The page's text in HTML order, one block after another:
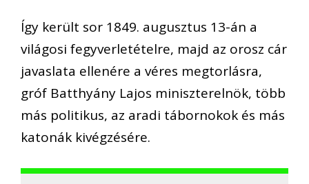
Így került sor 1849. augusztus 13-án a
világosi fegyverletételre, majd az orosz cár
javaslata ellenére a véres megtorlásra,
gróf Batthyány Lajos miniszterelnök, több
más politikus, az aradi tábornokok és más
katonák kivégzésére.